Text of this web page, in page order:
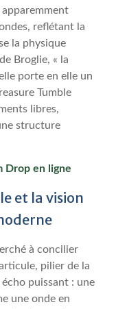
reflétant la
la physique
Broglie, « la
porte en elle un
Tumble
libres,
structure
Drop en ligne
et la vision
à concilier
pilier de la
puissant : une
une onde en